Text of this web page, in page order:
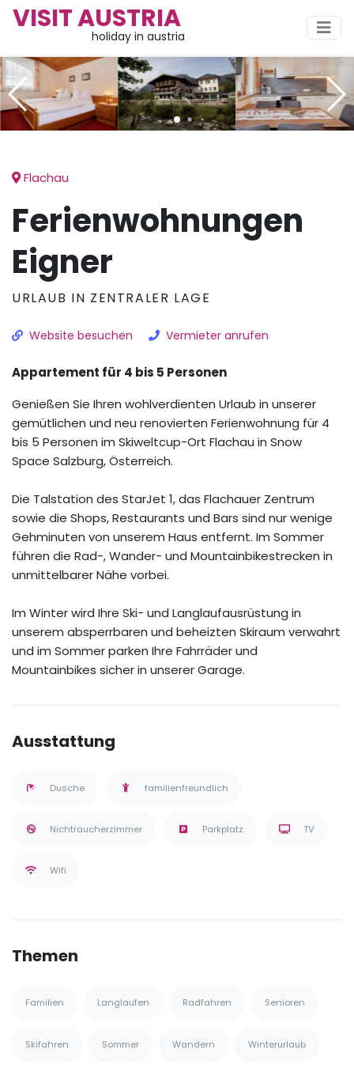
VISIT AUSTRIA
holiday in austria
Flachau
Ferienwohnungen
Eigner
URLAUB IN ZENTRALER LAGE
Website besuchen Vermieter anrufen
Appartement für 4 bis 5 Personen
Genießen Sie Ihren wohlverdienten Urlaub in unserer
gemütlichen und neu renovierten Ferienwohnung für 4
bis 5 Personen im Skiweltcup-Ort Flachau in Snow
Space Salzburg, Österreich.
Die Talstation des StarJet 1, das Flachauer Zentrum
sowie die Shops, Restaurants und Bars sind nur wenige
Gehminuten von unserem Haus entfernt. Im Sommer
führen die Rad-, Wander- und Mountainbikestrecken in
unmittelbarer Nähe vorbei.
Im Winter wird Ihre Ski- und Langlaufausrüstung in
unserem absperrbaren und beheizten Skiraum verwahrt
und im Sommer parken Ihre Fahrräder und
Mountainbikes sicher in unserer Garage.
Ausstattung
Dusche familienfreundlich
Nichtraucherzimmer Parkplatz TV
Wifi
Themen
Familien Langlaufen Radfahren Senioren
Skifahren Sommer Wandern Winterurlaub